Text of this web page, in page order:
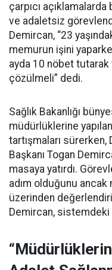
çarpıcı
ve adaletsiz
Demircan, “23
memurun işini
ayda 10 nöbet
çözülmeli” dedi.
Sağlık Bakanlığı
müdürlüklerine
tartışmaları sürerken,
Başkanı Togan
masaya yatırdı.
adım olduğunu
üzerinden
Demircan, sistemdeki